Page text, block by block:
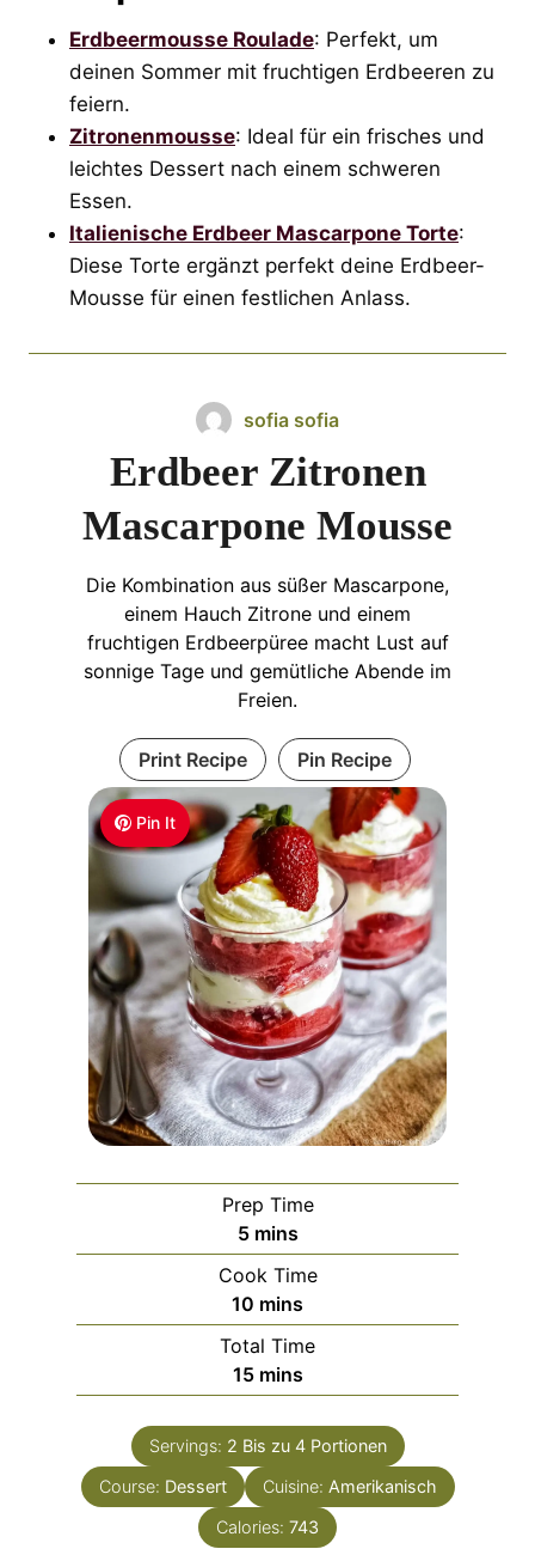
Erdbeermousse Roulade: Perfekt, um
deinen Sommer mit fruchtigen Erdbeeren zu
feiern.
Zitronenmousse: Ideal für ein frisches und
leichtes Dessert nach einem schweren
Essen.
Italienische Erdbeer Mascarpone Torte:
Diese Torte ergänzt perfekt deine Erdbeer-
Mousse für einen festlichen Anlass.
Pin It
sofia sofia
Erdbeer Zitronen
Mascarpone Mousse
Die Kombination aus süßer Mascarpone,
einem Hauch Zitrone und einem
fruchtigen Erdbeerpüree macht Lust auf
sonnige Tage und gemütliche Abende im
Freien.
Print Recipe Pin Recipe
Prep Time
5m
i
n
u
t
e
s
mins
Cook Time
10 m
i
n
u
e
s
mins
Total Time
15m
i
n
u
e
s
mins
Servings: 2 Bis zu 4 Portionen
Course: Dessert Cuisine: Amerikanisch
Calories: 743